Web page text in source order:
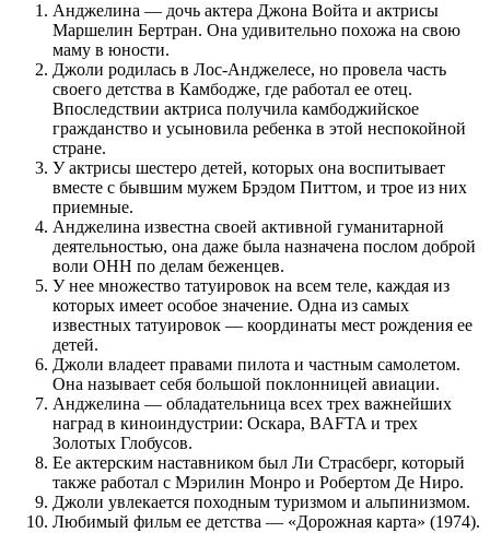
Анджелина — дочь актера Джона Войта и актрисы
Маршелин Бертран. Она удивительно похожа на свою
маму в юности.
Джоли родилась в Лос-Анджелесе, но провела часть
своего детства в Камбодже, где работал ее отец.
Впоследствии актриса получила камбоджийское
гражданство и усыновила ребенка в этой неспокойной
стране.
У актрисы шестеро детей, которых она воспитывает
вместе с бывшим мужем Брэдом Питтом, и трое из них
приемные.
Анджелина известна своей активной гуманитарной
деятельностью, она даже была назначена послом доброй
воли ОНН по делам беженцев.
У нее множество татуировок на всем теле, каждая из
которых имеет особое значение. Одна из самых
известных татуировок — координаты мест рождения ее
детей.
Джоли владеет правами пилота и частным самолетом.
Она называет себя большой поклонницей авиации.
Анджелина — обладательница всех трех важнейших
наград в киноиндустрии: Оскара, BAFTA и трех
Золотых Глобусов.
Ее актерским наставником был Ли Страсберг, который
также работал с Мэрилин Монро и Робертом Де Ниро.
Джоли увлекается походным туризмом и альпинизмом.
Любимый фильм ее детства — «Дорожная карта» (1974).